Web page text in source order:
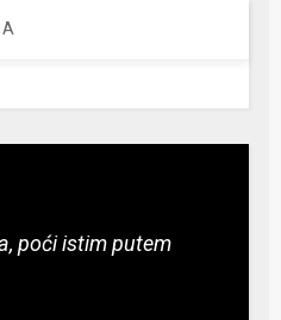
poći istim putem